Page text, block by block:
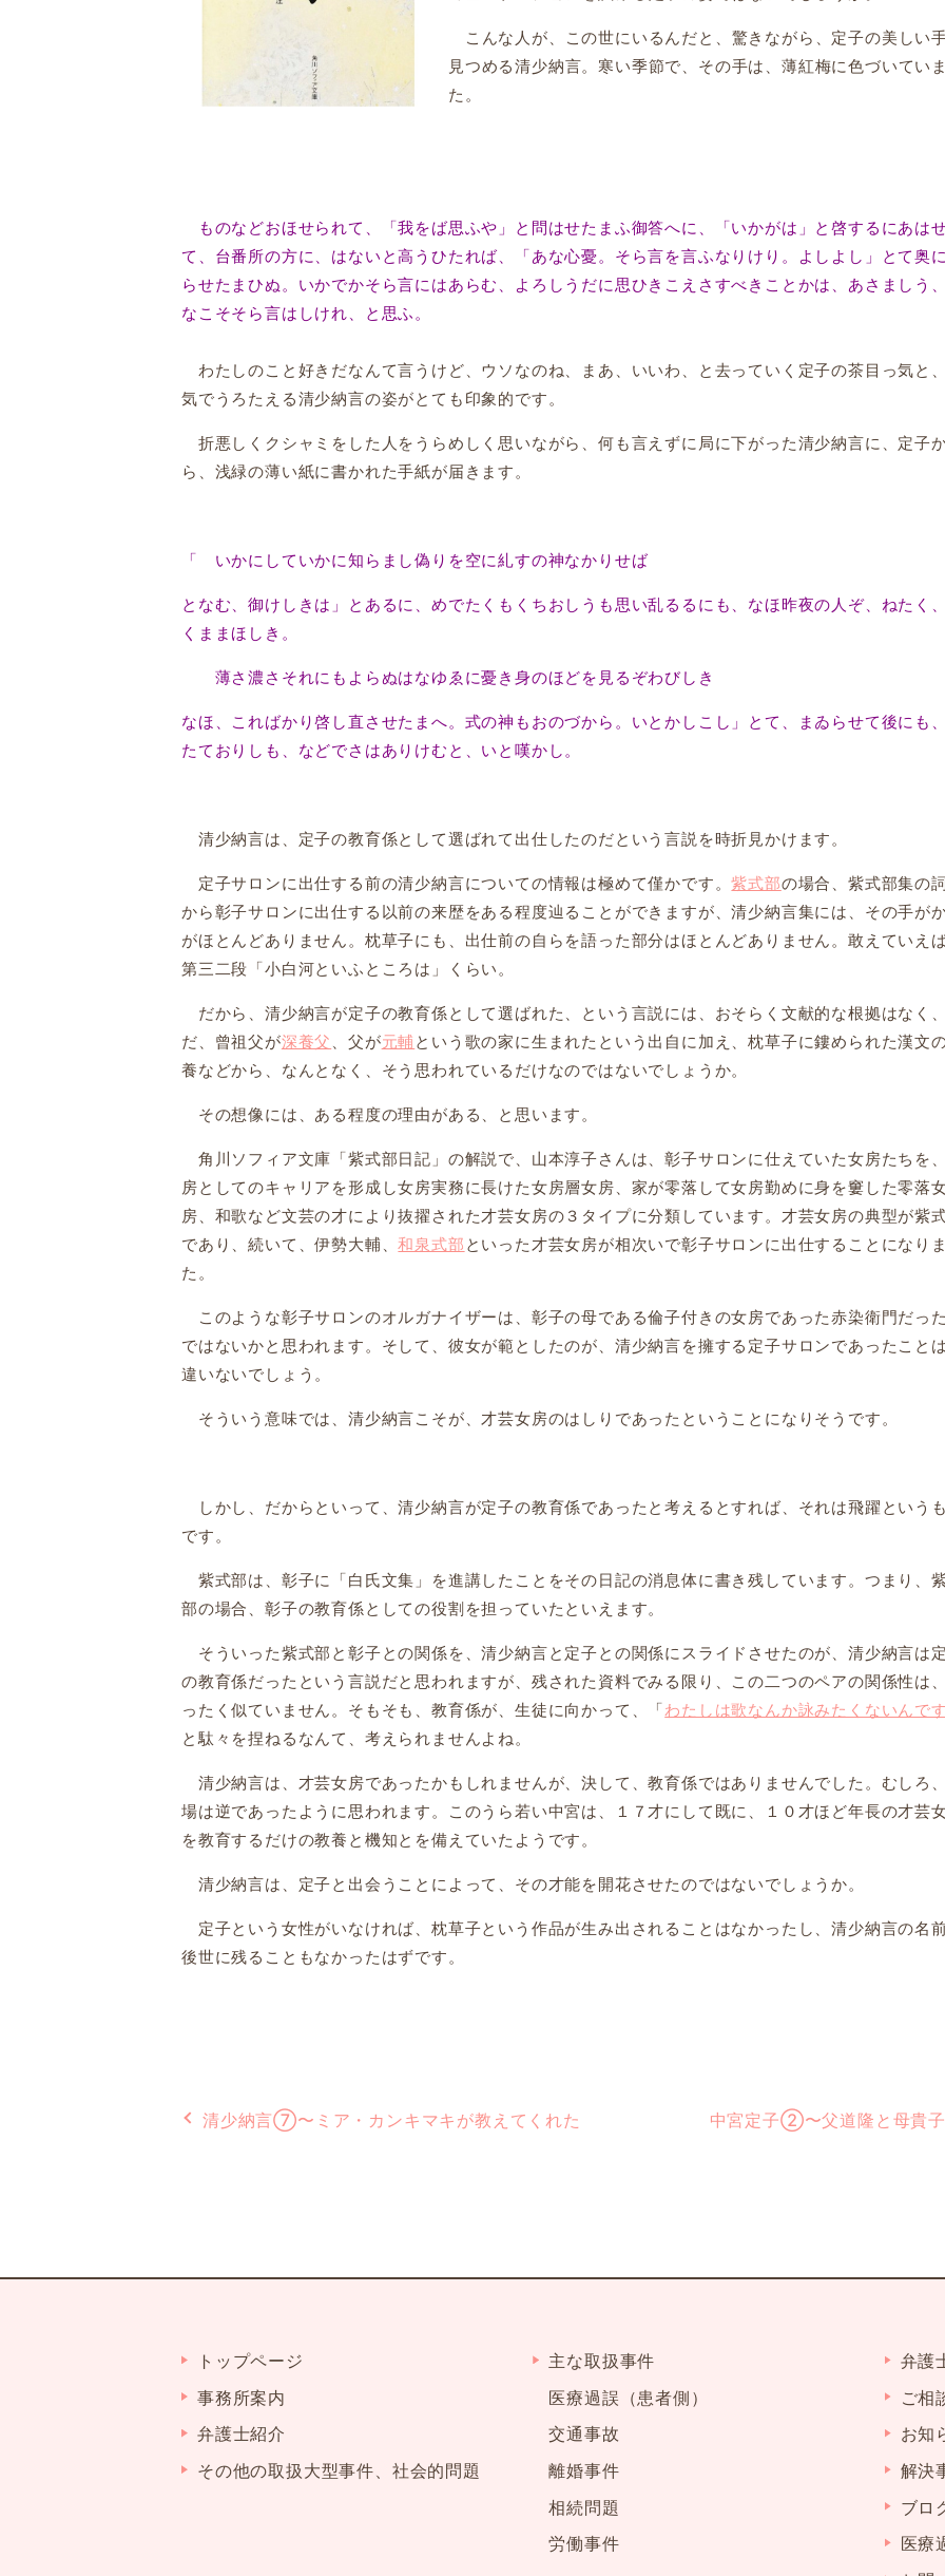
こんな人が、この世にいるんだと、驚きながら、定子の美しい
見つめる清少納言。寒い季節で、その手は、薄紅梅に色づいてい
た。
ものなどおほせられて、「我をば思ふや」と問はせたまふ御答へに、「いかがは」と啓するにあは
て、台番所の方に、はないと高うひたれば、「あな心憂。そら言を言ふなりけり。よしよし」とて奥
らせたまひぬ。いかでかそら言にはあらむ、よろしうだに思ひきこえさすべきことかは、あさましう
なこそそら言はしけれ、と思ふ。
わたしのこと好きだなんて言うけど、ウソなのね、まあ、いいわ、と去っていく定子の茶目っ気と
気でうろたえる清少納言の姿がとても印象的です。
折悪しくクシャミをした人をうらめしく思いながら、何も言えずに局に下がった清少納言に、定子
ら、浅緑の薄い紙に書かれた手紙が届きます。
「 いかにしていかに知らまし偽りを空に糺すの神なかりせば
となむ、御けしきは」とあるに、めでたくもくちおしうも思い乱るるにも、なほ昨夜の人ぞ、ねたく
くままほしき。
薄さ濃さそれにもよらぬはなゆゑに憂き身のほどを見るぞわびしき
なほ、こればかり啓し直させたまへ。式の神もおのづから。いとかしこし」とて、まゐらせて後にも
たておりしも、などでさはありけむと、いと嘆かし。
清少納言は、定子の教育係として選ばれて出仕したのだという言説を時折見かけます。
定子サロンに出仕する前の清少納言についての情報は極めて僅かです。紫式部の場合、紫式部集の
から彰子サロンに出仕する以前の来歴をある程度辿ることができますが、清少納言集には、その手が
がほとんどありません。枕草子にも、出仕前の自らを語った部分はほとんどありません。敢えていえば
第三二段「小白河といふところは」くらい。
だから、清少納言が定子の教育係として選ばれた、という言説には、おそらく文献的な根拠はなく
だ、曾祖父が深養父 、父が元輔 という歌の家に生まれたという出自に加え、枕草子に鏤められた漢文
養などから、なんとなく、そう思われているだけなのではないでしょうか。
その想像には、ある程度の理由がある、と思います。
角川ソフィア文庫「紫式部日記」の解説で、山本淳子さんは、彰子サロンに仕えていた女房たちを
房としてのキャリアを形成し女房実務に長けた女房層女房、家が零落して女房勤めに身を窶した零落
房、和歌など文芸の才により抜擢された才芸女房の３タイプに分類しています。才芸女房の典型が紫
であり、続いて、伊勢大輔、和泉式部 といった才芸女房が相次いで彰子サロンに出仕することになり
た。
このような彰子サロンのオルガナイザーは、彰子の母である倫子付きの女房であった赤染衛門だっ
ではないかと思われます。そして、彼女が範としたのが、清少納言を擁する定子サロンであったこと
違いないでしょう。
そういう意味では、清少納言こそが、才芸女房のはしりであったということになりそうです。
しかし、だからといって、清少納言が定子の教育係であったと考えるとすれば、それは飛躍という
です。
紫式部は、彰子に「白氏文集」を進講したことをその日記の消息体に書き残しています。つまり、
部の場合、彰子の教育係としての役割を担っていたといえます。
そういった紫式部と彰子との関係を、清少納言と定子との関係にスライドさせたのが、清少納言は
の教育係だったという言説だと思われますが、残された資料でみる限り、この二つのペアの関係性は
ったく似ていません。そもそも、教育係が、生徒に向かって、「わたしは歌なんか詠みたくないんです
と駄々を捏ねるなんて、考えられませんよね。
清少納言は、才芸女房であったかもしれませんが、決して、教育係ではありませんでした。むしろ
場は逆であったように思われます。このうら若い中宮は、１７才にして既に、１０才ほど年長の才芸
を教育するだけの教養と機知とを備えていたようです。
清少納言は、定子と出会うことによって、その才能を開花させたのではないでしょうか。
定子という女性がいなければ、枕草子という作品が生み出されることはなかったし、清少納言の名
後世に残ることもなかったはずです。
清少納言⑦〜ミア・カンキマキが教えてくれた 中宮定子②〜父道隆と母貴子
トップページ
事務所案内
弁護士紹介
その他の取扱大型事件、社会的問題
主な取扱事件
医療過誤（患者側）
交通事故
離婚事件
相続問題
労働事件
弁護
ご相
お知
解決
ブロ
医療